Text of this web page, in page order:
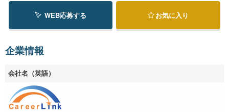
WEB応募する お気に入り
企業情報
会社名（英語）